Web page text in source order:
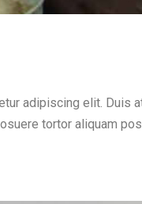
adipiscing elit. Duis
tortor aliquam